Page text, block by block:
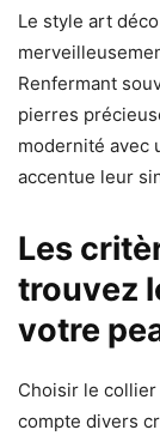
Le style art
Renfermant
pierres
modernité avec
accentue leur
Les
trouvez
votre
Choisir le
compte divers